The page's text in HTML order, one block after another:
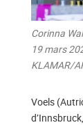
Corinna
19 mars
KLAMAR/
Voels